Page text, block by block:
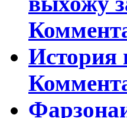
История